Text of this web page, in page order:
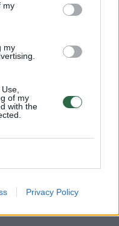
my
my
of my
with the
Privacy Policy
Estiją
Estija turbūt bus
įvartį, o paskui